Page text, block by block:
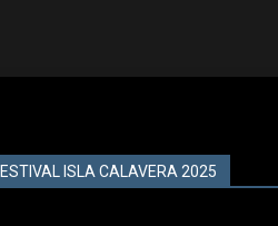
ISLA CALAVERA 2025